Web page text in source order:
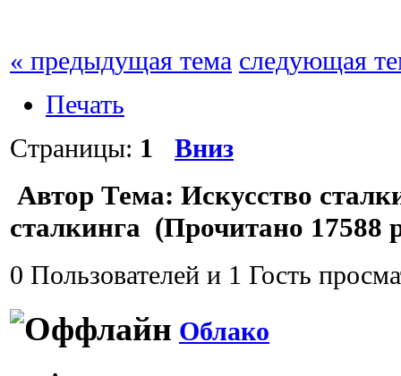
« предыдущая тема следующая
Печать
Страницы: 1 Вниз
Автор Тема: Искусство
сталкинга (Прочитано 17588
0 Пользователей и 1 Гость
Облако